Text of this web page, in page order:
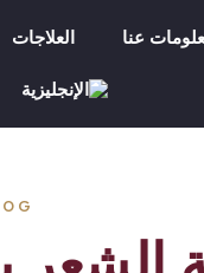
عنا العلاجات